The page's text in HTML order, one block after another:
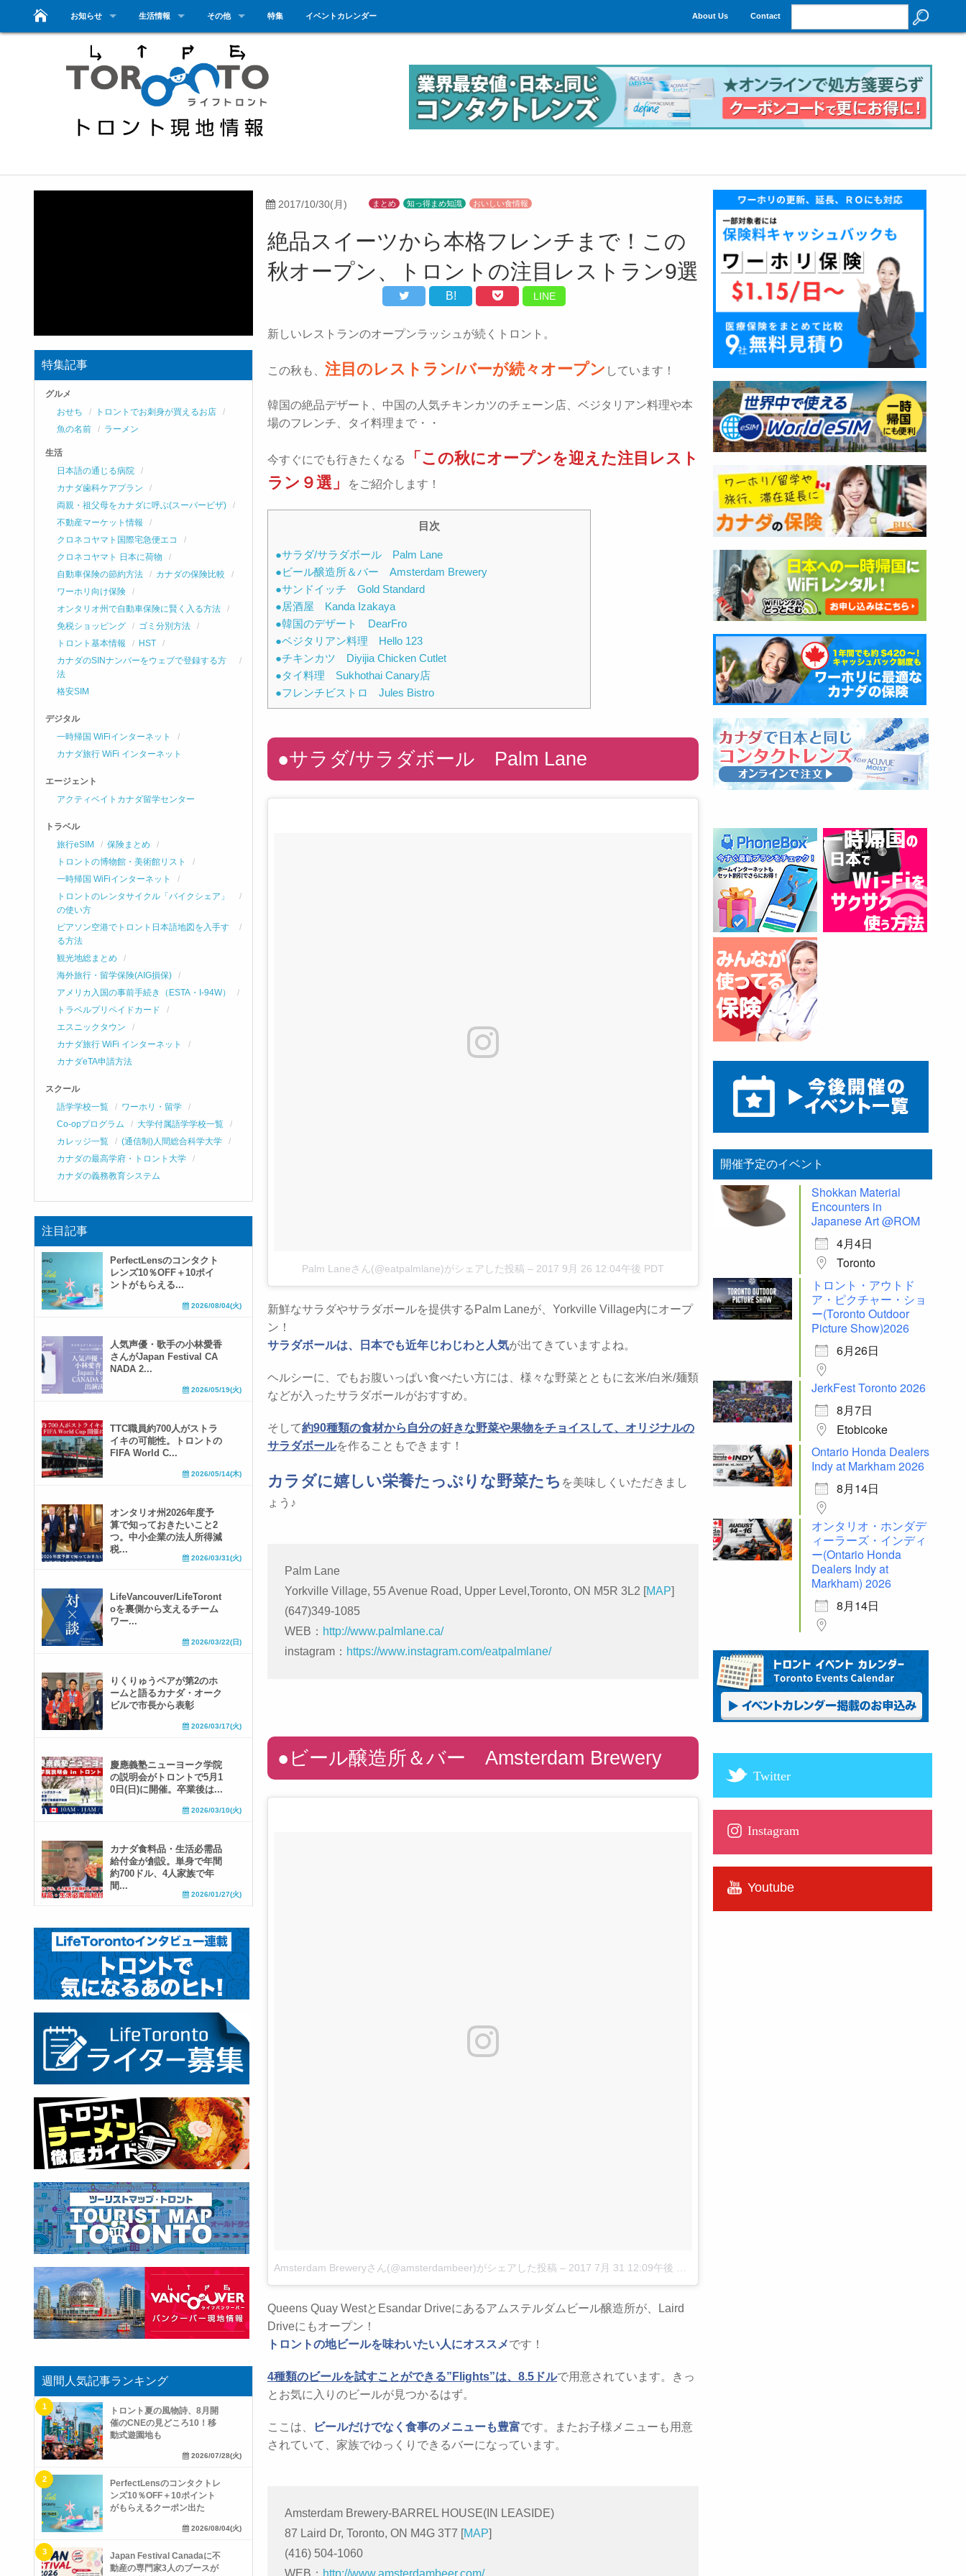
お知らせ 生活情報 その他 特集 イベントカレンダー About Us Contact
2017/10/30(月) まとめ 知っ得まめ知識 おいしい食情報
絶品スイーツから本格フレンチまで！この
秋オープン、トロントの注目レストラン9選
B! LINE
新しいレストランのオープンラッシュが続くトロント。
この秋も、 注目のレストラン/バーが続々オープン しています！
韓国の絶品デザート、中国の人気チキンカツのチェーン店、ベジタリアン料理や本
場のフレンチ、タイ料理まで・・
今すぐにでも行きたくなる
「この秋にオープンを迎えた注目レスト
ラン９選」
をご紹介します！
目次
●サラダ/サラダボール Palm Lane
●ビール醸造所＆バー Amsterdam Brewery
●サンドイッチ Gold Standard
●居酒屋 Kanda Izakaya
●韓国のデザート DearFro
●ベジタリアン料理 Hello 123
●チキンカツ Diyijia Chicken Cutlet
●タイ料理 Sukhothai Canary店
●フレンチビストロ Jules Bistro
●サラダ/サラダボール Palm Lane
Palm Laneさん(@eatpalmlane)がシェアした投稿 – 2017 9月 26 12:04午後 PDT
新鮮なサラダやサラダボールを提供するPalm Laneが、Yorkville Village内にオープ
ン！
サラダボールは、日本でも近年じわじわと人気が出てきていますよね。
ヘルシーに、でもお腹いっぱい食べたい方には、様々な野菜とともに玄米/白米/麺類
などが入ったサラダボールがおすすめ。
そして約90種類の食材から自分の好きな野菜や果物をチョイスして、オリジナルの
サラダボールを作ることもできます！
カラダに嬉しい栄養たっぷりな野菜たち を美味しくいただきまし
ょう♪
Palm Lane
Yorkville Village, 55 Avenue Road, Upper Level,Toronto, ON M5R 3L2 [MAP]
(647)349-1085
WEB： http://www.palmlane.ca/
instagram： https://www.instagram.com/eatpalmlane/
●ビール醸造所＆バー Amsterdam Brewery
Amsterdam Breweryさん(@amsterdambeer)がシェアした投稿 – 2017 7月 31 12:09午後 PDT
Queens Quay WestとEsandar Driveにあるアムステルダムビール醸造所が、Laird
Driveにもオープン！
トロントの地ビールを味わいたい人にオススメです！
4種類のビールを試すことができる”Flights”は、8.5ドルで用意されています。きっ
とお気に入りのビールが見つかるはず。
ここは、 ビールだけでなく食事のメニューも豊富です。またお子様メニューも用意
されていて、家族でゆっくりできるバーになっています。
Amsterdam Brewery-BARREL HOUSE(IN LEASIDE)
87 Laird Dr, Toronto, ON M4G 3T7 [MAP]
(416) 504-1060
WEB： http://www.amsterdambeer.com/
特集記事
グルメ
おせち
トロントでお刺身が買えるお店
魚の名前
ラーメン
生活
日本語の通じる病院
カナダ歯科ケアプラン
両親・祖父母をカナダに呼ぶ(スーパービザ)
不動産マーケット情報
クロネコヤマト国際宅急便エコ
クロネコヤマト 日本に荷物
自動車保険の節約方法
カナダの保険比較
ワーホリ向け保険
オンタリオ州で自動車保険に賢く入る方法
免税ショッピング
ゴミ分別方法
トロント基本情報
HST
カナダのSINナンバーをウェブで登録する方
法
格安SIM
デジタル
一時帰国 WiFiインターネット
カナダ旅行 WiFi インターネット
エージェント
アクティベイトカナダ留学センター
トラベル
旅行eSIM
保険まとめ
トロントの博物館・美術館リスト
一時帰国 WiFiインターネット
トロントのレンタサイクル「バイクシェア」
の使い方
ピアソン空港でトロント日本語地図を入手す
る方法
観光地総まとめ
海外旅行・留学保険(AIG損保)
アメリカ入国の事前手続き（ESTA・I-94W）
トラベルプリペイドカード
エスニックタウン
カナダ旅行 WiFi インターネット
カナダeTA申請方法
スクール
語学学校一覧
ワーホリ・留学
Co-opプログラム
大学付属語学学校一覧
カレッジ一覧
(通信制)人間総合科学大学
カナダの最高学府・トロント大学
カナダの義務教育システム
注目記事
PerfectLensのコンタクト
レンズ10％OFF＋10ポイ
ントがもらえる...
2026/08/04(火)
人気声優・歌手の小林愛香
さんがJapan Festival CA
NADA 2...
2026/05/19(火)
TTC職員約700人がストラ
イキの可能性。トロントの
FIFA World C...
2026/05/14(木)
オンタリオ州2026年度予
算で知っておきたいこと2
つ。中小企業の法人所得減
税...
2026/03/31(火)
LifeVancouver/LifeToront
oを裏側から支えるチーム
ワー...
2026/03/22(日)
りくりゅうペアが第2のホ
ームと語るカナダ・オーク
ビルで市長から表彰
2026/03/17(火)
慶應義塾ニューヨーク学院
の説明会がトロントで5月1
0日(日)に開催。卒業後は...
2026/03/10(火)
カナダ食料品・生活必需品
給付金が創設。単身で年間
約700ドル、4人家族で年
間...
2026/01/27(火)
週間人気記事ランキング
トロント夏の風物詩、8月開
催のCNEの見どころ10！移
動式遊園地も
2026/07/28(火)
PerfectLensのコンタクトレ
ンズ10％OFF＋10ポイント
がもらえるクーポン出た
2026/08/04(火)
Japan Festival Canadaに不
動産の専門家3人のブースが
開催予定のイベント
Shokkan Material
Encounters in
Japanese Art @ROM
4月4日
Toronto
トロント・アウトド
ア・ピクチャー・ショ
ー(Toronto Outdoor
Picture Show)2026
6月26日
JerkFest Toronto 2026
8月7日
Etobicoke
Ontario Honda Dealers
Indy at Markham 2026
8月14日
オンタリオ・ホンダデ
ィーラーズ・インディ
ー(Ontario Honda
Dealers Indy at
Markham) 2026
8月14日
Twitter
Instagram
Youtube